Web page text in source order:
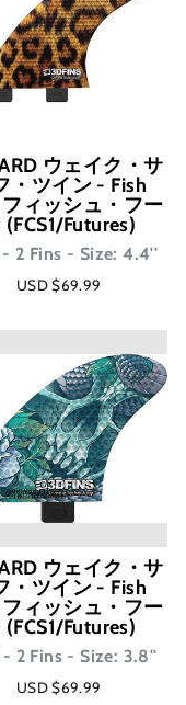
ウェイク・サ
・ツイン - Fish
フィッシュ・フー
(FCS1/Futures)
- 2 Fins - Size: 4.4''
USD $69.99
ウェイク・サ
・ツイン - Fish
フィッシュ・フー
(FCS1/Futures)
- 2 Fins - Size: 3.8''
USD $69.99